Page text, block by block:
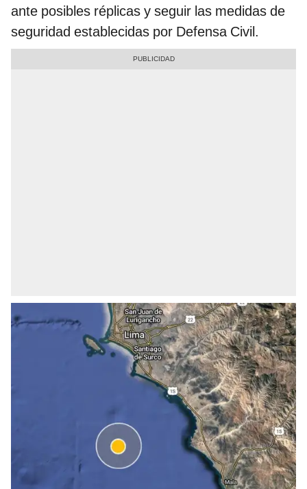
ante posibles réplicas y seguir las medidas de
seguridad establecidas por Defensa Civil.